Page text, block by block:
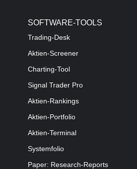
SOFTWARE-TOOLS
Trading-Desk
Aktien-Screener
Charting-Tool
Signal Trader Pro
Aktien-Rankings
Aktien-Portfolio
Aktien-Terminal
Systemfolio
Paper: Research-Reports